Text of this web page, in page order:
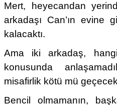
Mert, heyecandan
arkadaşı Can’ın evine
kalacaktı.
Ama iki arkadaş,
konusunda
misafirlik kötü mü
Bencil olmamanın,